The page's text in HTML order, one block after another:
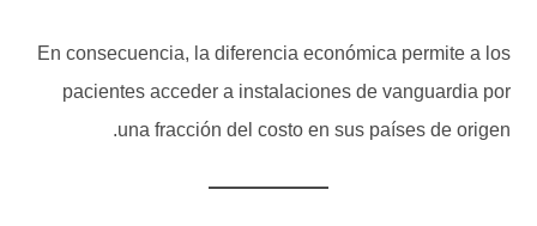
En consecuencia, la diferencia económica permite a los
pacientes acceder a instalaciones de vanguardia por
una fracción del costo en sus países de origen.